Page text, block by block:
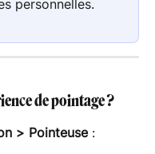
personnelles.
de pointage ?
> Pointeuse :